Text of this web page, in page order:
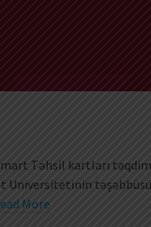
Təhsil kartları təqdim
Universitetinin
More